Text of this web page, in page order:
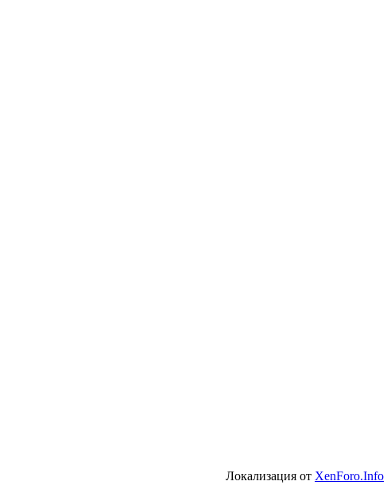
Локализация от XenForo.Info